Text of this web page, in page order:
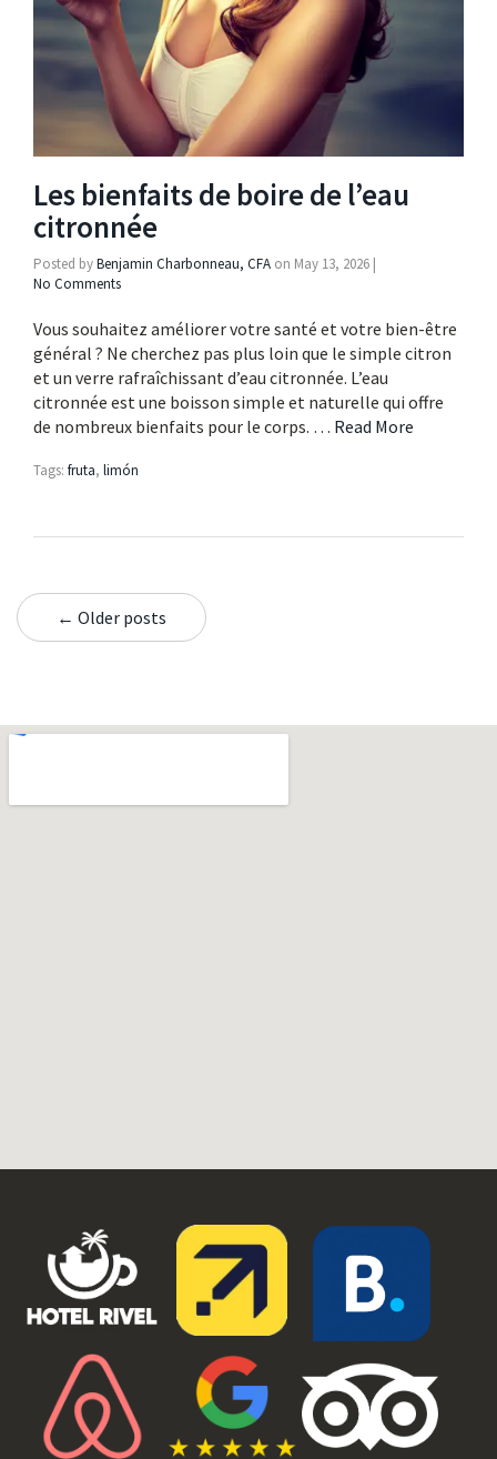
Les bienfaits de boire de l’eau
citronnée
Posted byBenjamin Charbonneau, CFA on May 13, 2026 |
No Comments
Vous souhaitez améliorer votre santé et votre bien-être
général ? Ne cherchez pas plus loin que le simple citron
et un verre rafraîchissant d’eau citronnée. L’eau
citronnée est une boisson simple et naturelle qui offre
de nombreux bienfaits pour le corps. … Read More
Tags: fruta, limón
← Older posts